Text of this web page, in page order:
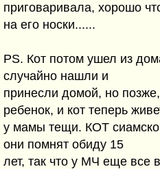
приговаривала, хорошо
на его носки......
PS. Кот потом ушел из
случайно нашли и
принесли домой, но
ребенок, и кот теперь
у мамы тещи. КОТ
они помнят обиду 15
лет, так что у МЧ еще все